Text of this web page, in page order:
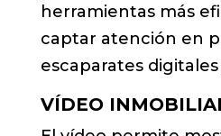
herramientas más
captar atención en
escaparates
VÍDEO